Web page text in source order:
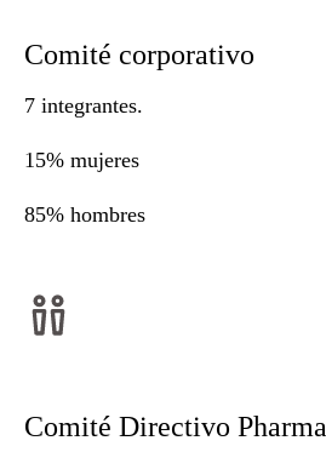
Comité corporativo
7 integrantes.
15% mujeres
85% hombres
Comité Directivo Pharma